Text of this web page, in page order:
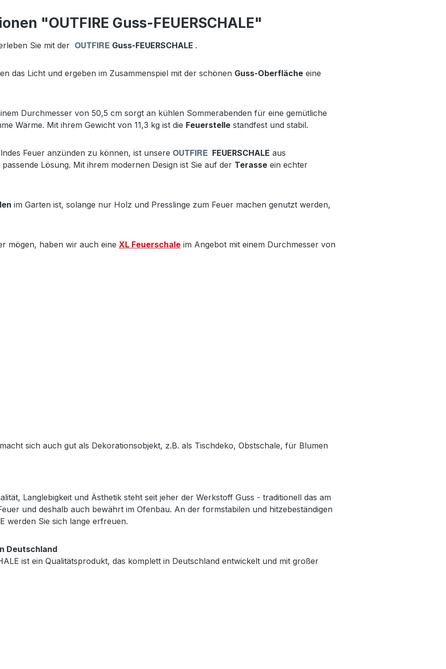
"OUTFIRE Guss-FEUERSCHALE"
Sie mit der OUTFIRE Guss-FEUERSCHALE .
das Licht und ergeben im Zusammenspiel mit der schönen Guss-Oberflächeeine
Durchmesser von 50,5 cm sorgt an kühlen Sommerabenden für eine gemütliche
Wärme. Mit ihrem Gewicht von 11,3 kg ist die Feuerstellestandfest und stabil.
Feuer anzünden zu können, ist unsere OUTFIRE FEUERSCHALE aus
Lösung. Mit ihrem modernen Design ist Sie auf der Terasseein echter
im Garten ist, solange nur Holz und Presslinge zum Feuer machen genutzt werden,
mögen, haben wir auch eine XL Feuerschaleim Angebot mit einem Durchmesser von
sich auch gut als Dekorationsobjekt, z.B. als Tischdeko, Obstschale, für Blumen
Langlebigkeit und Ästhetik steht seit jeher der Werkstoff Guss - traditionell das am
und deshalb auch bewährt im Ofenbau. An der formstabilen und hitzebeständigen
werden Sie sich lange erfreuen.
Deutschland
ist ein Qualitätsprodukt, das komplett in Deutschland entwickelt und mit großer